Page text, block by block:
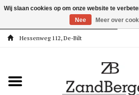
Hessenweg 112, De-Bilt
Kleding
Wij slaan cookies op om onze website te
Nee
Meer over